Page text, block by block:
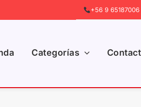
+56 9
Categorías